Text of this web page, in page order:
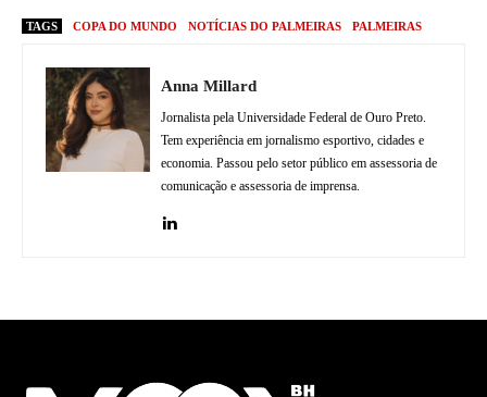
TAGS COPA DO MUNDO NOTÍCIAS DO PALMEIRAS PALMEIRAS
Anna Millard
Jornalista pela Universidade Federal de Ouro Preto.
Tem experiência em jornalismo esportivo, cidades e
economia. Passou pelo setor público em assessoria de
comunicação e assessoria de imprensa.